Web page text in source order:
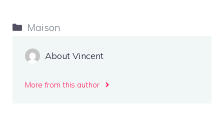
Catégories
Maison
About Vincent
More from this author